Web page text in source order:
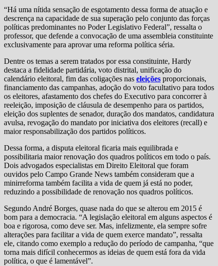
“Há uma nítida sensação de esgotamento dessa forma de atuação e
descrença na capacidade de sua superação pelo conjunto das forças
políticas predominantes no Poder Legislativo Federal”, ressalta o
professor, que defende a convocação de uma assembleia constituinte
exclusivamente para aprovar uma reforma política séria.
Dentre os temas a serem tratados por essa constituinte, Hardy
destaca a fidelidade partidária, voto distrital, unificação do
calendário eleitoral, fim das coligações nas eleições proporcionais,
financiamento das campanhas, adoção do voto facultativo para todos
os eleitores, afastamento dos chefes do Executivo para concorrer à
reeleição, imposição de cláusula de desempenho para os partidos,
eleição dos suplentes de senador, duração dos mandatos, candidatura
avulsa, revogação do mandato por iniciativa dos eleitores (recall) e
maior responsabilização dos partidos políticos.
Dessa forma, a disputa eleitoral ficaria mais equilibrada e
possibilitaria maior renovação dos quadros políticos em todo o país.
Dois advogados especialistas em Direito Eleitoral que foram
ouvidos pelo Campo Grande News também consideram que a
minirreforma também facilita a vida de quem já está no poder,
reduzindo a possibilidade de renovação nos quadros políticos.
Segundo André Borges, quase nada do que se alterou em 2015 é
bom para a democracia. “A legislação eleitoral em alguns aspectos é
boa e rigorosa, como deve ser. Mas, infelizmente, ela sempre sofre
alterações para facilitar a vida de quem exerce mandato”, ressalta
ele, citando como exemplo a redução do período de campanha, “que
torna mais difícil conhecermos as ideias de quem está fora da vida
política, o que é lamentável”.